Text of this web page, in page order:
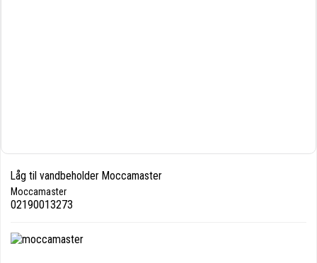
Låg til vandbeholder Moccamaster
Moccamaster
02190013273